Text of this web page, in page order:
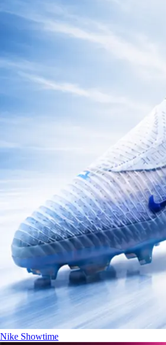
Nike Showtime